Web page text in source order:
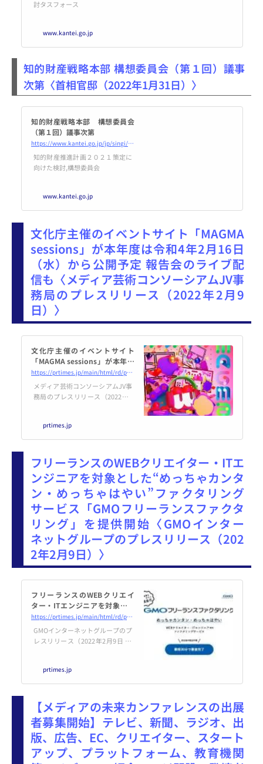
討タスフォース
www.kantei.go.jp
知的財産戦略本部 構想委員会（第１回）議事
次第〈首相官邸（2022年1月31日）〉
知的財産戦略本部 構想委員会
（第１回）議事次第
https://www.kantei.go.jp/jp/singi/titeki2/tyousakai/kousou/2022/dai1/gijisidai.html
知的財産推進計画２０２１策定に
向けた検討,構想委員会
www.kantei.go.jp
文化庁主催のイベントサイト「MAGMA
sessions」が本年度は令和4年2月16日
（水）から公開予定 報告会のライブ配
信も〈メディア芸術コンソーシアムJV事
務局のプレスリリース（2022年2月9
日）〉
文化庁主催のイベントサイト
「MAGMA sessions」が本年度
は令和4年2月16日（水）から公
開予定 報告会のライブ配信も
https://prtimes.jp/main/html/rd/p/000000002.000073861.html
メディア芸術コンソーシアムJV事
務局のプレスリリース（2022年2
s」が本年度は令和4年2月16日
（水）から公開予定 報告会のライ
prtimes.jp
フリーランスのWEBクリエイター・ITエ
ンジニアを対象とした“めっちゃカンタ
ン・めっちゃはやい”ファクタリング
サービス「GMOフリーランスファクタ
リング」を提供開始〈GMOインター
ネットグループのプレスリリース（202
2年2月9日）〉
フリーランスのWEBクリエイ
ター・ITエンジニアを対象とし
た“めっちゃカンタン・めっちゃ
はやい”ファクタリングサービス
「GMOフリーランスファクタリ
ング」を提供開始
https://prtimes.jp/main/html/rd/p/000003476.000000136.html
GMOインターネットグループのプ
レスリリース（2022年2月9日 13
した“めっちゃカンタン・めっ
ちゃはやい”ファクタリングサー
リング」を提供開始
prtimes.jp
【メディアの未来カンファレンスの出展
者募集開始】テレビ、新聞、ラジオ、出
版、広告、EC、クリエイター、スタート
アップ、プラットフォーム、教育機関